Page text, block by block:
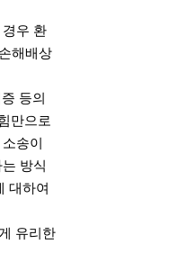
우 환
해배상
등의
만으로
송이
방식
대하여
유리한